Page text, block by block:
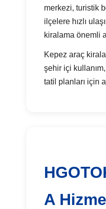
merkezi, turistik
ilçelere hızlı
kiralama önemli
Kepez araç
şehir içi
tatil planları için
A